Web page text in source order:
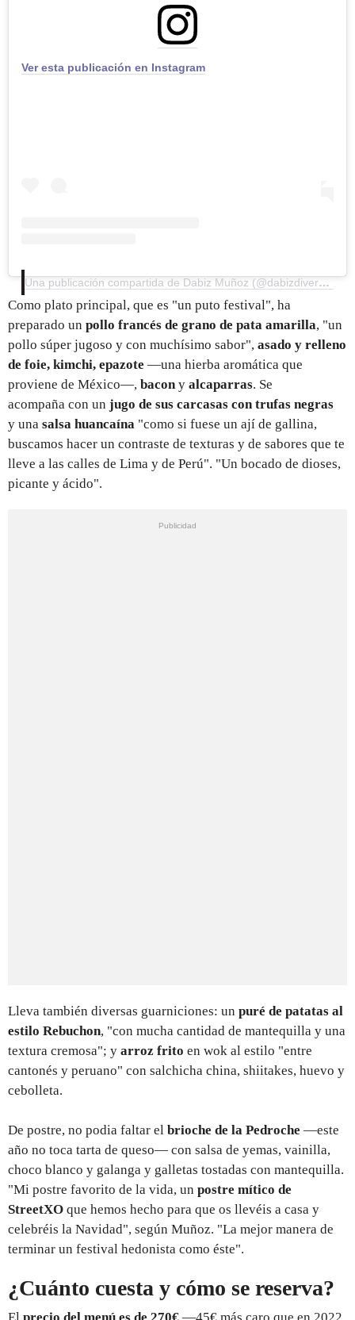
Ver esta publicación en Instagram
Una publicación compartida de Dabiz Muñoz (@dabizdiverxo)
Como plato principal, que es "un puto festival", ha
preparado un pollo francés de grano de pata amarilla, "un
pollo súper jugoso y con muchísimo sabor", asado y relleno
de foie, kimchi, epazote —una hierba aromática que
proviene de México—, bacony alcaparras. Se
acompaña con un jugo de sus carcasas con trufas negras
y una salsa huancaína "como si fuese un ají de gallina,
buscamos hacer un contraste de texturas y de sabores que te
lleve a las calles de Lima y de Perú". "Un bocado de dioses,
picante y ácido".
Lleva también diversas guarniciones: un puré de patatas al
estilo Rebuchon, "con mucha cantidad de mantequilla y una
textura cremosa"; y arroz frito en wok al estilo "entre
cantonés y peruano" con salchicha china, shiitakes, huevo y
cebolleta.
De postre, no podia faltar el brioche de la Pedroche —este
año no toca tarta de queso— con salsa de yemas, vainilla,
choco blanco y galanga y galletas tostadas con mantequilla.
"Mi postre favorito de la vida, un postre mítico de
StreetXO que hemos hecho para que os llevéis a casa y
celebréis la Navidad", según Muñoz. "La mejor manera de
terminar un festival hedonista como éste".
¿Cuánto cuesta y cómo se reserva?